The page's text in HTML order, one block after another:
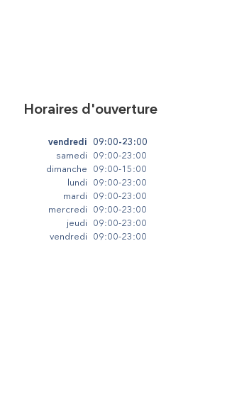
Horaires d'ouverture
vendredi
09:00-23:00
samedi
09:00-23:00
dimanche
09:00-15:00
lundi
09:00-23:00
mardi
09:00-23:00
mercredi
09:00-23:00
jeudi
09:00-23:00
vendredi
09:00-23:00